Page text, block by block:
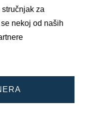
za
nekoj od naših